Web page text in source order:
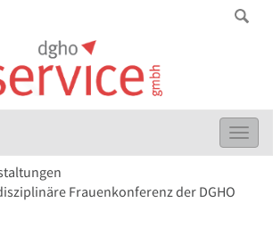
Frauenkonferenz der DGHO